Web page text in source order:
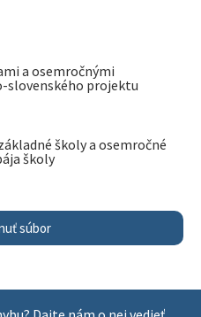
a osemročnými
slovenského projektu
školy a osemročné
školy
súbor